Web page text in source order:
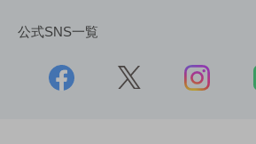
公式SNS一覧